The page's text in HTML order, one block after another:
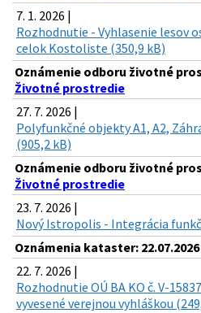
7. 1. 2026 |
Rozhodnutie - Vyhlasenie lesov
celok Kostoliste (350,9 kB)
Oznámenie odboru životné
Životné prostredie
27. 7. 2026 |
Polyfunkčné objekty A1, A2,
(905,2 kB)
Oznámenie odboru životné
Životné prostredie
23. 7. 2026 |
Nový Istropolis - Integrácia
Oznámenia kataster:
22. 7. 2026 |
Rozhodnutie OÚ BA KO č. V-
vyvesené verejnou vyhláškou